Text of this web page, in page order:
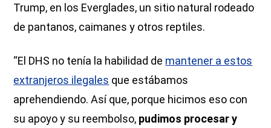
Trump, en los Everglades, un sitio natural rodeado
de pantanos, caimanes y otros reptiles.
“El DHS no tenía la habilidad de mantener a estos
extranjeros ilegales que estábamos
aprehendiendo. Así que, porque hicimos eso con
su apoyo y su reembolso, pudimos procesar y